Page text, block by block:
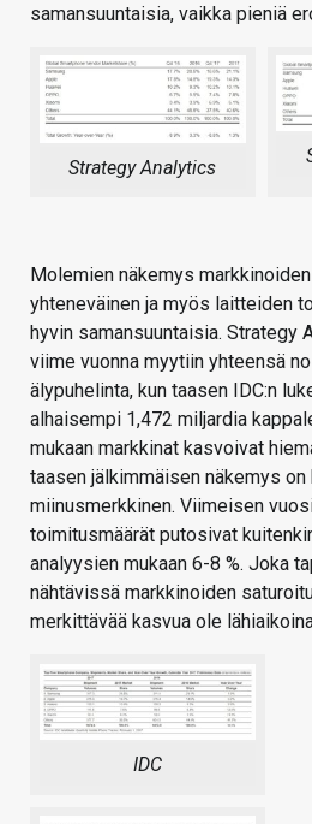
samansuuntaisia, vaikka pieniä
Strategy Analytics
Molemien näkemys
yhteneväinen ja myös laitteiden
hyvin samansuuntaisia. Strategy
viime vuonna myytiin yhteensä
älypuhelinta, kun taasen IDC:n
alhaisempi 1,472 miljardia
mukaan markkinat kasvoivat
taasen jälkimmäisen näkemys
miinusmerkkinen. Viimeisen
toimitusmäärät putosivat
analyysien mukaan 6-8 %. Joka
nähtävissä markkinoiden
merkittävää kasvua ole
IDC